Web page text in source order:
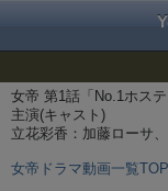
女帝 第1話「No.1ホス
主演(キャスト)
立花彩香：加藤ローサ
女帝ドラマ動画一覧TOP